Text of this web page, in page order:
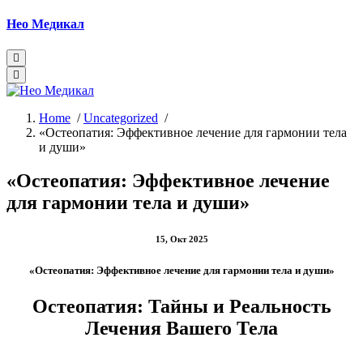
Skip
content
Нео Медикал
Home /Uncategorized /
«Остеопатия: Эффективное лечение для гармонии тела
и души»
«Остеопатия: Эффективное лечение
для гармонии тела и души»
15, Окт 2025
«Остеопатия: Эффективное лечение для гармонии тела и души»
Остеопатия: Тайны и Реальность
Лечения Вашего Тела